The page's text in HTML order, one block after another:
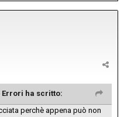
Errori ha scritto:
perchè appena può non